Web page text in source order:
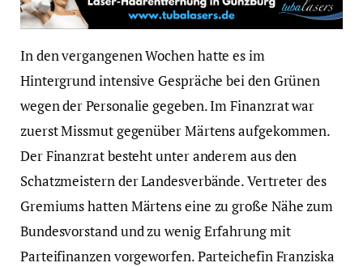
In den vergangenen Wochen hatte es im
Hintergrund intensive Gespräche bei den Grünen
wegen der Personalie gegeben. Im Finanzrat war
zuerst Missmut gegenüber Märtens aufgekommen.
Der Finanzrat besteht unter anderem aus den
Schatzmeistern der Landesverbände. Vertreter des
Gremiums hatten Märtens eine zu große Nähe zum
Bundesvorstand und zu wenig Erfahrung mit
Parteifinanzen vorgeworfen. Parteichefin Franziska